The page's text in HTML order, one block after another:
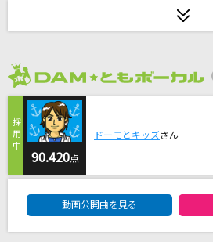
秒針を噛む
M!LK
OVERLAP
黒髪海峡
藤崎詩乃
90.420点
ドーモとキッズさん
動画公開曲を見る